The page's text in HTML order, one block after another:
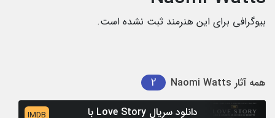
بیوگرافی برای این هنرمند ثبت نشده است.
همه آثار Naomi Watts
2
دانلود سریال Love Story با
IMDB